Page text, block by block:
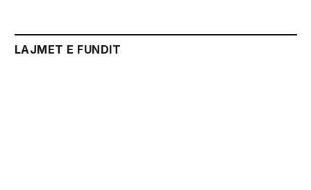
LAJMET E FUNDIT